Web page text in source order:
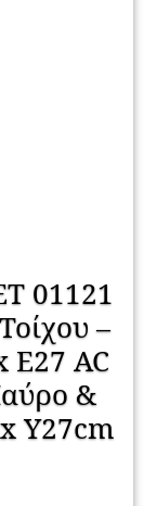
01121
–
E27 AC
&
Υ27cm